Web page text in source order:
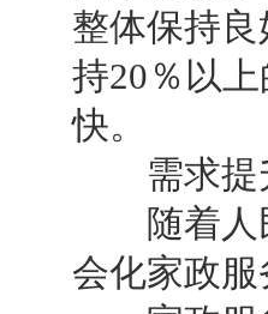
整体保持
持20％以
快。
需求提
随着人民
会化家政